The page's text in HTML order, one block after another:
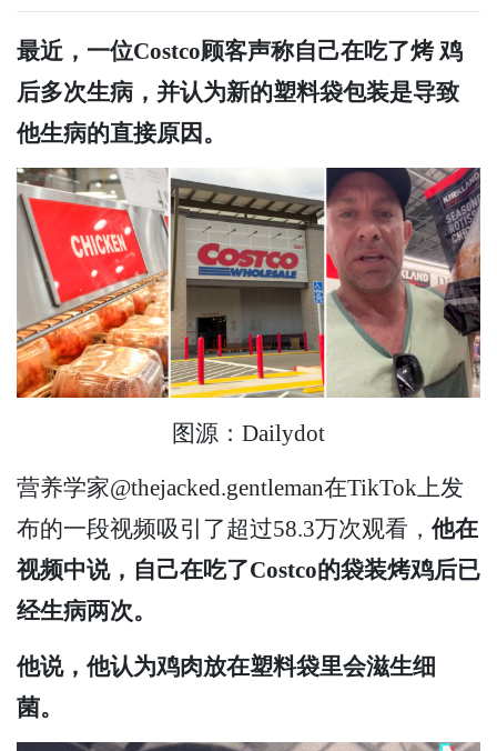
最近，一位Costco顾客声称自己在吃了烤 鸡
后多次生病，并认为新的塑料袋包装是导致
他生病的直接原因。
图源：Dailydot
营养学家@thejacked.gentleman在TikTok上发
布的一段视频吸引了超过58.3万次观看， 他在
视频中说，自己在吃了Costco的袋装烤鸡后已
经生病两次。
他说，他认为鸡肉放在塑料袋里会滋生细
菌。